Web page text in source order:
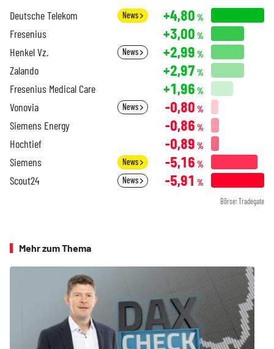
Deutsche Telekom News +4,80 %
Fresenius +3,00 %
Henkel Vz. News +2,99 %
Zalando +2,97 %
Fresenius Medical Care +1,96 %
Vonovia News -0,80 %
Siemens Energy -0,86 %
Hochtief -0,89 %
Siemens News -5,16 %
Scout24 News -5,91 %
Börse: Tradegate
Mehr zum Thema